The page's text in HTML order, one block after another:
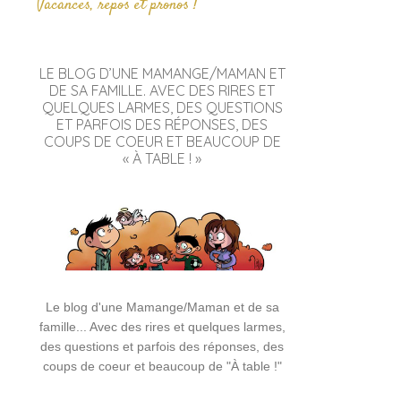
Vacances, repos et pronos !
LE BLOG D’UNE MAMANGE/MAMAN ET
DE SA FAMILLE. AVEC DES RIRES ET
QUELQUES LARMES, DES QUESTIONS
ET PARFOIS DES RÉPONSES, DES
COUPS DE COEUR ET BEAUCOUP DE
« À TABLE ! »
Le blog d'une Mamange/Maman et de sa
famille... Avec des rires et quelques larmes,
des questions et parfois des réponses, des
coups de coeur et beaucoup de "À table !"